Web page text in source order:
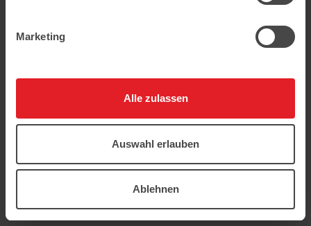
Marketing
Alle zulassen
Auswahl erlauben
Ablehnen